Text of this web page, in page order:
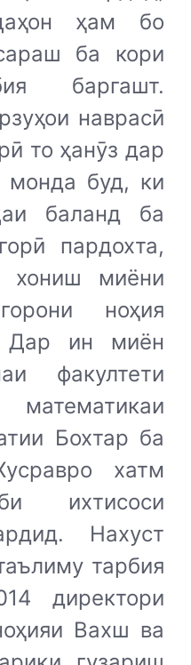
ҳам бо
ба кори
баргашт.
наврасӣ
то ҳанӯз дар
монда буд, ки
баланд ба
пардохта,
хониш миёни
ноҳия
Дар ин миён
факултети
Бохтар ба
хатм
ихтисоси
Нахуст
тарбия
директори
Вахш ва